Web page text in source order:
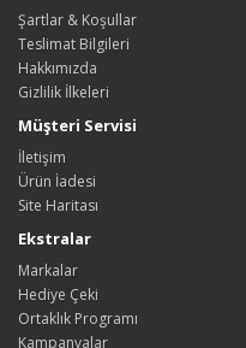
Şartlar & Koşullar
Teslimat Bilgileri
Hakkımızda
Gizlilik İlkeleri
Müşteri Servisi
İletişim
Ürün İadesi
Site Haritası
Ekstralar
Markalar
Hediye Çeki
Ortaklık Programı
Kampanyalar